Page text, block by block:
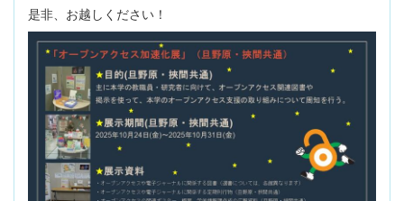
是非、お越しください！